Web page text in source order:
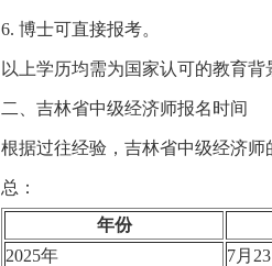
6. 博士可直接报考。
以上学历均需为国家认可的教育背
二、吉林省中级经济师报名时间
根据过往经验，吉林省中级经济
总：
年份
2025年
7月